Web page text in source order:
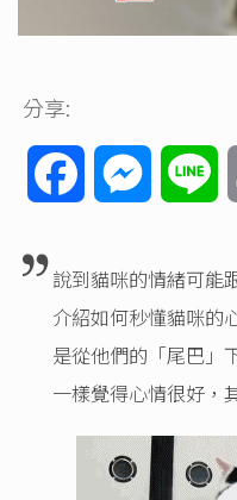
分享:
Facebook
說到貓咪的情緒可能
介紹如何秒懂貓咪的
是從他們的「尾巴」
一樣覺得心情很好，